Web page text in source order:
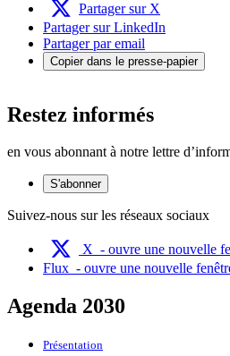
Partager sur X
Partager sur LinkedIn
Partager par email
Copier dans le presse-papier
Restez informés
en vous abonnant à notre lettre
S'abonner
Suivez-nous sur les réseaux sociaux
X - ouvre une nouvelle
Flux - ouvre une nouvelle
Agenda 2030
Présentation